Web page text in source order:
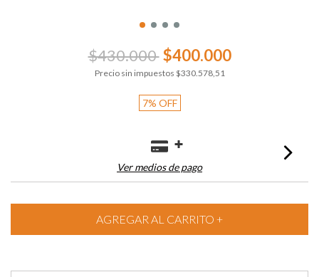
$430.000 $400.000
Precio sin impuestos $330.578,51
7% OFF
Ver medios de pago